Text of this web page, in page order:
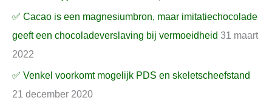
✅ Cacao is een magnesiumbron, maar imitatiechocolade
geeft een chocoladeverslaving bij vermoeidheid 31 maart
2022
✅ Venkel voorkomt mogelijk PDS en skeletscheefstand
21 december 2020